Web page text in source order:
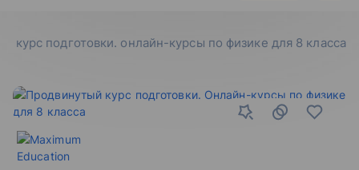
курс подготовки. онлайн-курсы по физике для 8 класса